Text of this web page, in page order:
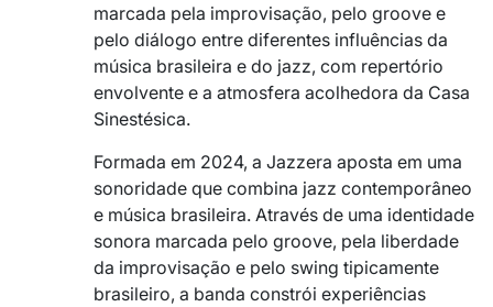
marcada pela improvisação, pelo groove e
pelo diálogo entre diferentes influências da
música brasileira e do jazz, com repertório
envolvente e a atmosfera acolhedora da Casa
Sinestésica.
Formada em 2024, a Jazzera aposta em uma
sonoridade que combina jazz contemporâneo
e música brasileira. Através de uma identidade
sonora marcada pelo groove, pela liberdade
da improvisação e pelo swing tipicamente
brasileiro, a banda constrói experiências